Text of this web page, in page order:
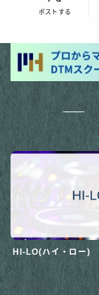
ポストする
HI-LO(ハイ・ロー)